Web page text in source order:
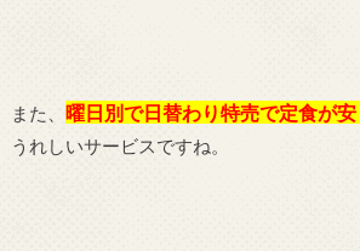
また、 曜日別で日替わり特売で定食が
うれしいサービスですね。